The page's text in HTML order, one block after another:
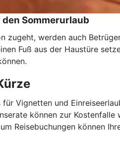
den Sommerurlaub
zugeht, werden auch
Fuß aus der Haustüre
für Vignetten und
können zur
Reisebuchungen können